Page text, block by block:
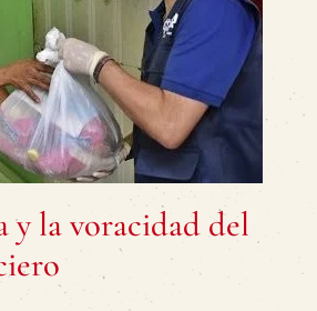
y la voracidad del